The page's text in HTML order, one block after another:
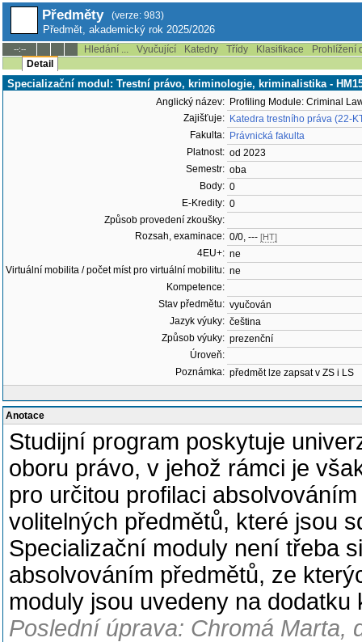
Předměty (verze: 983)
Předmět, akademický rok 2025/2026
--:-- Hledání ... Vyučující Katedry Třídy Klasifikace
Prohlížení
Detail
Specializační modul: Trestní právo, kriminologie, kriminalistika -
Anglický název: Profiling Module: Criminal
Zajišťuje: Katedra trestního práva (22-
Fakulta: Právnická fakulta
Platnost: od 2023
Semestr: oba
Body: 0
E-Kredity: 0
Způsob provedení zkoušky:
Rozsah, examinace: 0/0, --- [HT]
4EU+: ne
Virtuální mobilita / počet míst pro virtuální mobilitu: ne
Kompetence:
Stav předmětu: vyučován
Jazyk výuky: čeština
Způsob výuky: prezenční
Úroveň:
Poznámka: předmět lze zapsat v ZS i LS
Anotace
Studijní program poskytuje
oboru právo, v jehož rámci je
pro určitou profilaci
volitelných předmětů, které jsou
Specializační moduly není třeba
absolvováním předmětů, ze
moduly jsou uvedeny na dodatku
Poslední úprava: Chromá Marta,